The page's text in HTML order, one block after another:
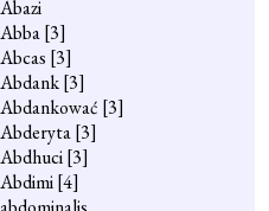
Abazi
Abba[3]
Abcas [3]
Abdank[3]
Abdankować [3]
Abderyta[3]
Abdhuci[3]
Abdimi[4]